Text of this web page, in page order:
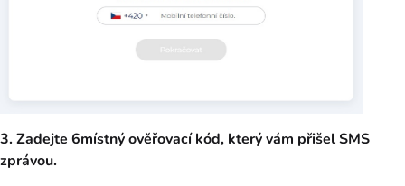
3. Zadejte 6místný ověřovací kód, který vám přišel SMS
zprávou.